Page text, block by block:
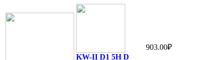
KW-II D1 5H D
903.00₽